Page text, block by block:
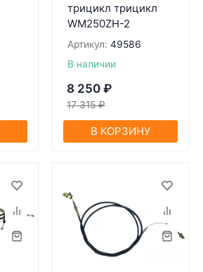
трицикл трицикл
WM250ZH-2
Артикул: 49586
В наличии
8 250 ₽
17 315 ₽
В КОРЗИНУ